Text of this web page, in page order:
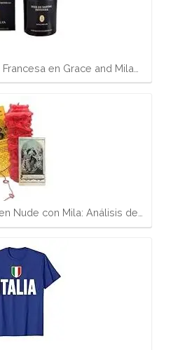
en Grace and Mila…
Nude con Mila: Análisis de…